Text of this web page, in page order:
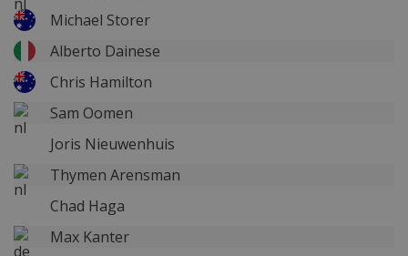
Michael Storer
Alberto Dainese
Chris Hamilton
Sam Oomen
Joris Nieuwenhuis
Thymen Arensman
Chad Haga
Max Kanter